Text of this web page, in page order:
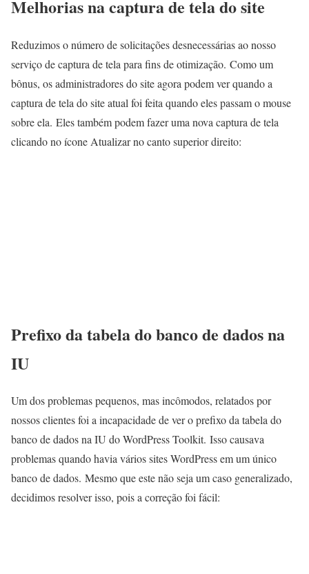
Melhorias na captura de tela do site
Reduzimos o número de solicitações desnecessárias ao nosso
serviço de captura de tela para fins de otimização. Como um
bônus, os administradores do site agora podem ver quando a
captura de tela do site atual foi feita quando eles passam o mouse
sobre ela. Eles também podem fazer uma nova captura de tela
clicando no ícone Atualizar no canto superior direito:
Prefixo da tabela do banco de dados na
IU
Um dos problemas pequenos, mas incômodos, relatados por
nossos clientes foi a incapacidade de ver o prefixo da tabela do
banco de dados na IU do WordPress Toolkit. Isso causava
problemas quando havia vários sites WordPress em um único
banco de dados. Mesmo que este não seja um caso generalizado,
decidimos resolver isso, pois a correção foi fácil: